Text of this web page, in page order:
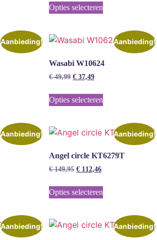
Opties selecteren
Aanbieding! Aanbieding!
Wasabi W10624
€49,99 € 37,49
Opties selecteren
Aanbieding! Aanbieding!
Angel circle KT6279T
€149,95 € 112,46
Opties selecteren
Aanbieding! Aanbieding!